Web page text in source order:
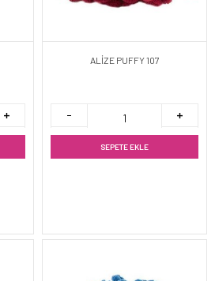
ALİZE PUFFY 107
SEPETE EKLE